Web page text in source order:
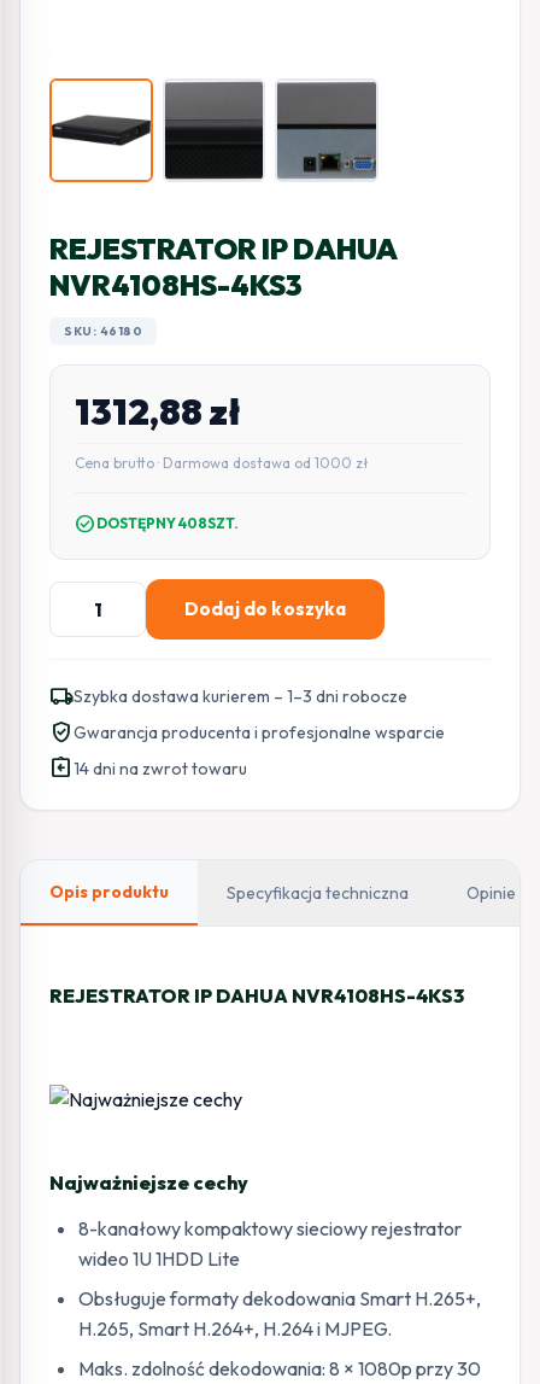
REJESTRATOR IP DAHUA
NVR4108HS-4KS3
SKU: 46180
1312,88zł
Cena brutto · Darmowa dostawa od 1000 zł
check_circle DOSTĘPNY 408SZT.
ilość
REJESTRATOR
NVR4108HS-
4KS3
Dodaj do koszyka
local_shippingSzybka dostawa kurierem – 1–3 dni robocze
verified_userGwarancja producenta i profesjonalne wsparcie
assignment_return14 dni na zwrot towaru
Opis produktu Specyfikacja techniczna Opinie
REJESTRATOR IP DAHUA NVR4108HS-4KS3
Najważniejsze cechy
8-kanałowy kompaktowy sieciowy rejestrator
wideo 1U 1HDD Lite
Obsługuje formaty dekodowania Smart H.265+,
H.265, Smart H.264+, H.264 i MJPEG.
Maks. zdolność dekodowania: 8 × 1080p przy 30